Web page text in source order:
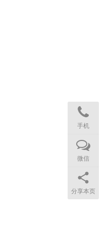
手机
微信
分享本页